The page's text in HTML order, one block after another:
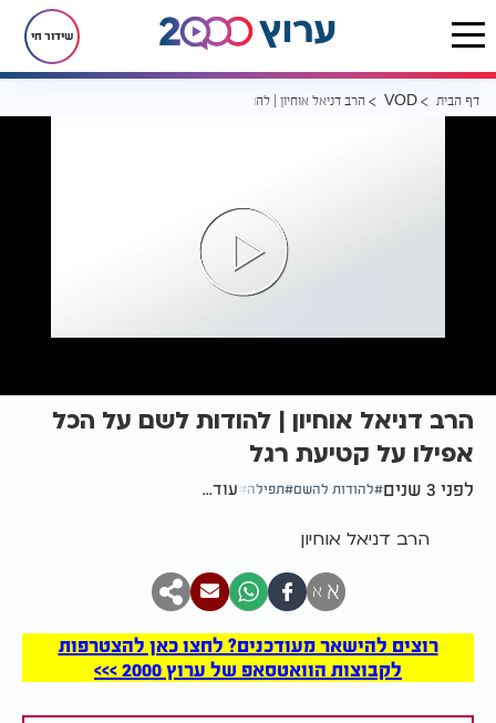
שידור חי
דף הבית VOD הרב דניאל אוחיון | להודות לשם על הכל אפילו על קטיעת רגל
הרב דניאל אוחיון | להודות לשם על הכל
אפילו על קטיעת רגל
לפני 3 שנים להודות להשם תפילה עוד...
הרב דניאל אוחיון
א א
רוצים להישאר מעודכנים? לחצו כאן להצטרפות
לקבוצות הוואטסאפ של ערוץ 2000 >>>